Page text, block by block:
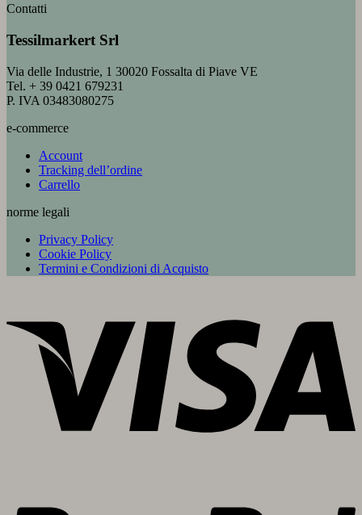
Contatti
Tessilmarkert Srl
Via delle Industrie, 1 30020 Fossalta di Piave VE
Tel. + 39 0421 679231
P. IVA 03483080275
e-commerce
Account
Tracking dell’ordine
Carrello
norme legali
Privacy Policy
Cookie Policy
Termini e Condizioni di Acquisto